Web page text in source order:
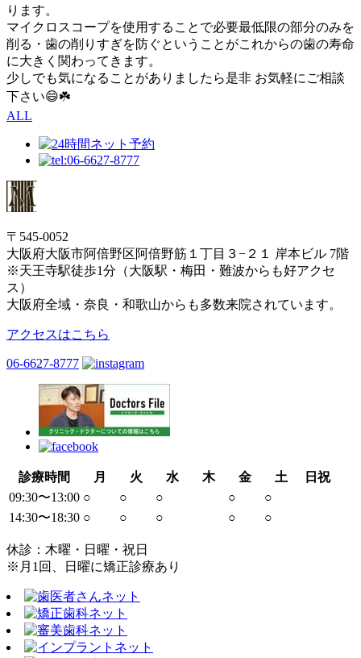
ります。
マイクロスコープを使用することで必要最低限の部分のみを
削る・歯の削りすぎを防ぐということがこれからの歯の寿命
に大きく関わってきます。
少しでも気になることがありましたら是非 お気軽にご相談
下さい😄☘️
ALL
〒545-0052
大阪府大阪市阿倍野区阿倍野筋１丁目３−２１ 岸本ビル 7階
※天王寺駅徒歩1分（大阪駅・梅田・難波からも好アクセ
ス）
大阪府全域・奈良・和歌山からも多数来院されています。
アクセスはこちら
06-6627-8777
診療時間 月 火 水 木 金 土
日祝
09:30〜13:00 ○ ○ ○ ○
○
14:30〜18:30 ○ ○ ○ ○ ○
休診：木曜・日曜・祝日
※月1回、日曜に矯正診療あり